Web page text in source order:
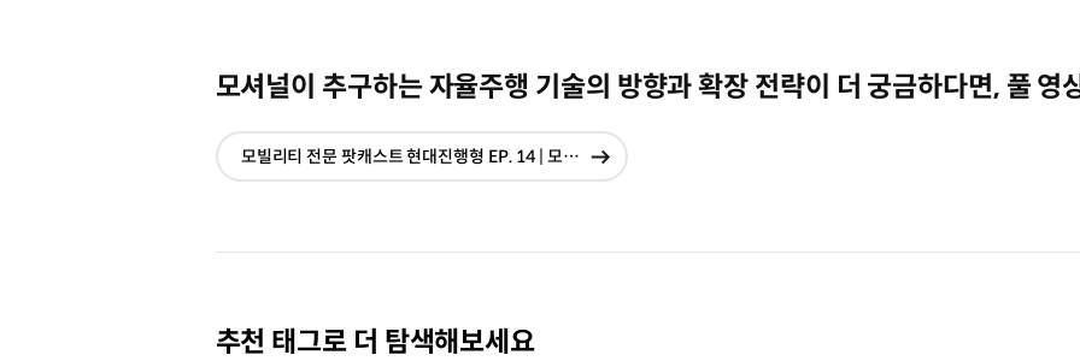
모셔널이 추구하는 자율주행 기술의 방향과 확장 전략이 더 궁금하다면, 풀 영
모빌리티 전문 팟캐스트 현대진행형 EP. 14 | 모셔널 CEO에게 듣는 자율주행 기술과 상용화를 위한 전략
현재창에서
추천 태그로 더 탐색해보세요